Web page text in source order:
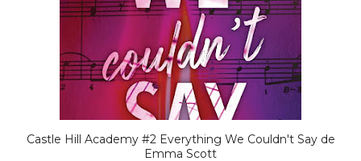
Castle Hill Academy #2 Everything We Couldn't Say de
Emma Scott